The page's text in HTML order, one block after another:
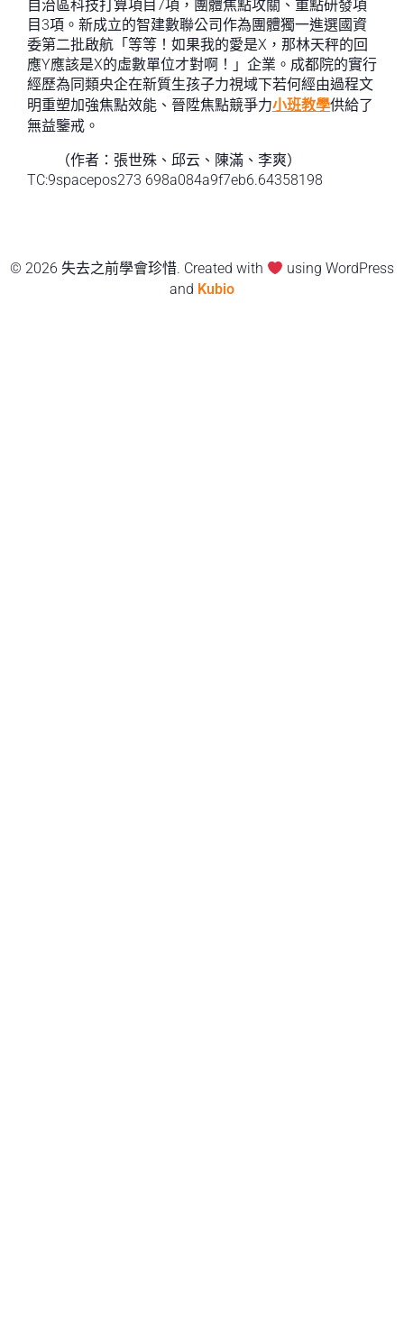
自治區科技打算項目7項，團體焦點攻關、重點研發項
目3項。新成立的智建數聯公司作為團體獨一進選國資
委第二批啟航「等等！如果我的愛是X，那林天秤的回
應Y應該是X的虛數單位才對啊！」企業。成都院的實行
經歷為同類央企在新質生孩子力視域下若何經由過程文
明重塑加強焦點效能、晉陞焦點競爭力小班教學供給了
無益鑒戒。
（作者：張世殊、邱云、陳滿、李爽）
TC:9spacepos273 698a084a9f7eb6.64358198
© 2026 失去之前學會珍惜. Created with
using WordPress
and Kubio